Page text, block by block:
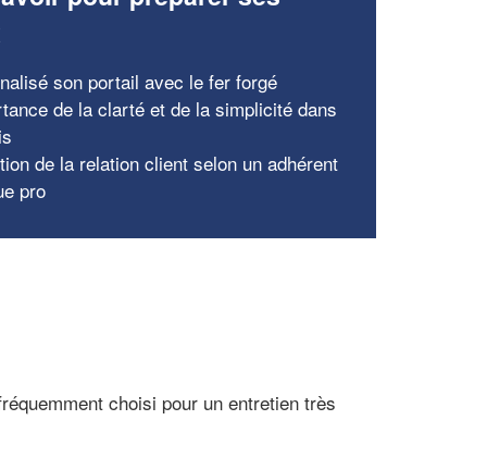
son portail avec le fer forgé
de la clarté et de la simplicité dans
de la relation client selon un adhérent
pro
choisi pour un entretien très